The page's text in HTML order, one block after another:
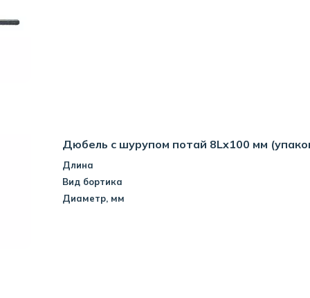
Дюбель с шурупом потай 8Lx100 мм
Длина
Вид бортика
Диаметр, мм